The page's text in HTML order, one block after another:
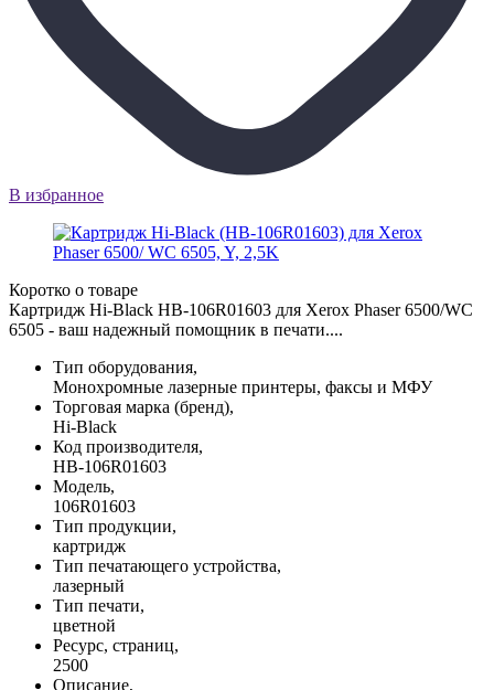
В избранное
Коротко о товаре
Картридж Hi-Black HB-106R01603 для Xerox Phaser 6500/WC
6505 - ваш надежный помощник в печати....
Тип оборудования,
Монохромные лазерные принтеры, факсы и МФУ
Торговая марка (бренд),
Hi-Black
Код производителя,
HB-106R01603
Модель,
106R01603
Тип продукции,
картридж
Тип печатающего устройства,
лазерный
Тип печати,
цветной
Ресурс, страниц,
2500
Описание,